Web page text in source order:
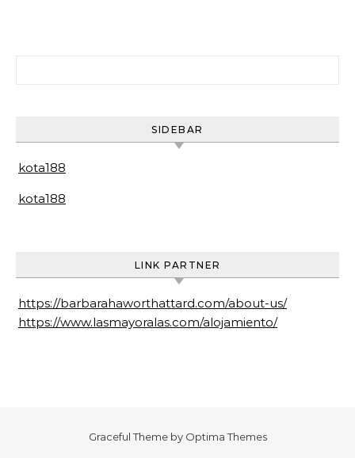
SIDEBAR
kota188
kota188
LINK PARTNER
https://barbarahaworthattard.com/about-us/
https://www.lasmayoralas.com/alojamiento/
Graceful Theme by Optima Themes